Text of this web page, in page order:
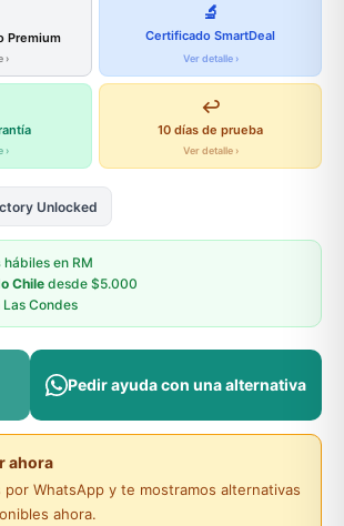
Premium
›
🔬
Certificado SmartDeal
Ver detalle ›
›
↩️
10 días de prueba
Ver detalle ›
Unlocked
hábiles en RM
Chiledesde $5.000
Las Condes
Pedir ayuda con una alternativa
ahora
por WhatsApp y te mostramos alternativas
ahora.